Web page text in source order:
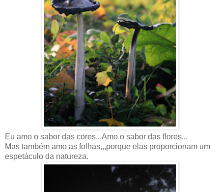
Eu amo o sabor das cores...Amo o sabor das flores...
Mas também amo as folhas,,,porque elas proporcionam um
espetáculo da natureza.